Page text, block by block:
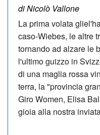
di Nicolò Vallone
La prima volata
caso-Wiebes, le altre
tornando ad alzare le
l'ultimo guizzo in
di una maglia rossa
terra, la "provincia
Giro Women, Elisa
gioia alla nostra